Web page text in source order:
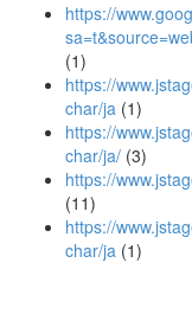
https://
(1)
https://
char/ja (1)
https://
char/ja/ (3)
https://
(11)
https://
char/ja (1)